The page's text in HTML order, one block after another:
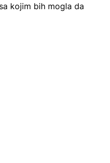
kojim bih mogla da